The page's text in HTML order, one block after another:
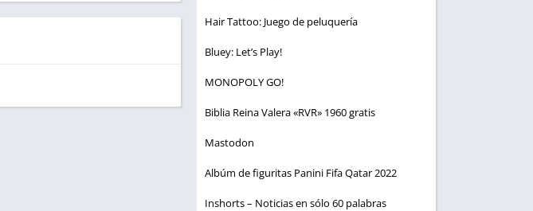
Hair Tattoo: Juego de peluquería
Bluey: Let’s Play!
MONOPOLY GO!
Biblia Reina Valera «RVR» 1960 gratis
Mastodon
Albúm de figuritas Panini Fifa Qatar 2022
Inshorts – Noticias en sólo 60 palabras